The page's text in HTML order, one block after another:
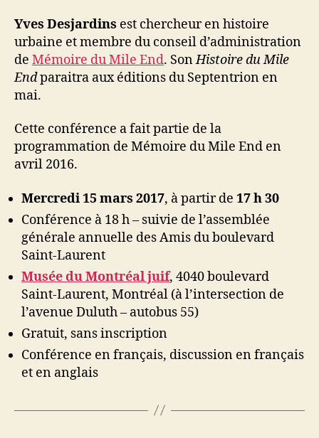
Yves Desjardins est chercheur en histoire
urbaine et membre du conseil d’administration
de Mémoire du Mile End. SonHistoire du Mile
Endparaitra aux éditions du Septentrion en
mai.
Cette conférence a fait partie de la
programmation de Mémoire du Mile End en
avril 2016.
Mercredi 15 mars 2017, à partir de 17 h 30
Conférence à 18 h – suivie de l’assemblée
générale annuelle des Amis du boulevard
Saint-Laurent
Musée du Montréal juif, 4040 boulevard
Saint-Laurent, Montréal (à l’intersection de
l’avenue Duluth – autobus 55)
Gratuit, sans inscription
Conférence en français, discussion en français
et en anglais